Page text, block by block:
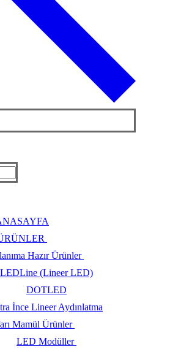
Hazır Ürünler
LEDLine (Lineer LED)
DOTLED
İnce Lineer Aydınlatma
Mamül Ürünler
LED Modüller